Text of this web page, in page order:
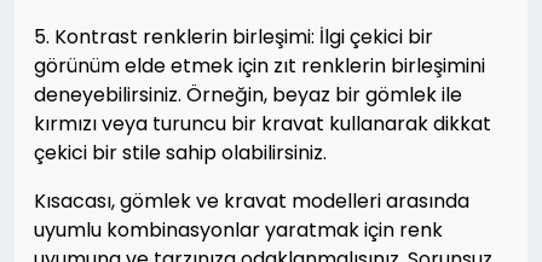
5. Kontrast renklerin birleşimi: İlgi çekici bir
görünüm elde etmek için zıt renklerin birleşimini
deneyebilirsiniz. Örneğin, beyaz bir gömlek ile
kırmızı veya turuncu bir kravat kullanarak dikkat
çekici bir stile sahip olabilirsiniz.
Kısacası, gömlek ve kravat modelleri arasında
uyumlu kombinasyonlar yaratmak için renk